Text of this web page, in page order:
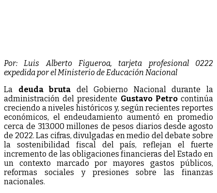
Por: Luis Alberto Figueroa, tarjeta profesional 0222
expedida por el Ministerio de Educación Nacional
La deuda bruta del Gobierno Nacional durante la
administración del presidente Gustavo Petrocontinúa
creciendo a niveles históricos y, según recientes reportes
económicos, el endeudamiento aumentó en promedio
cerca de 313.000 millones de pesos diarios desde agosto
de 2022. Las cifras, divulgadas en medio del debate sobre
la sostenibilidad fiscal del país, reflejan el fuerte
incremento de las obligaciones financieras del Estado en
un contexto marcado por mayores gastos públicos,
reformas sociales y presiones sobre las finanzas
nacionales.